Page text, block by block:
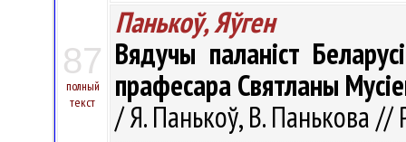
87
полный
текст
Панькоў, Яўген
Вядучы паланіст
прафесара Святланы
/ Я. Панькоў, В. Панькова